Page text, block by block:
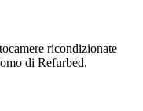
ricondizionate
di Refurbed.